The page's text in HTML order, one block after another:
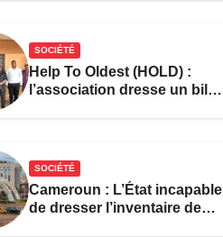
SOCIÉTÉ
Help To Oldest (HOLD) :
l’association dresse un bilan
SOCIÉTÉ
Cameroun : L’État incapable
de dresser l’inventaire de